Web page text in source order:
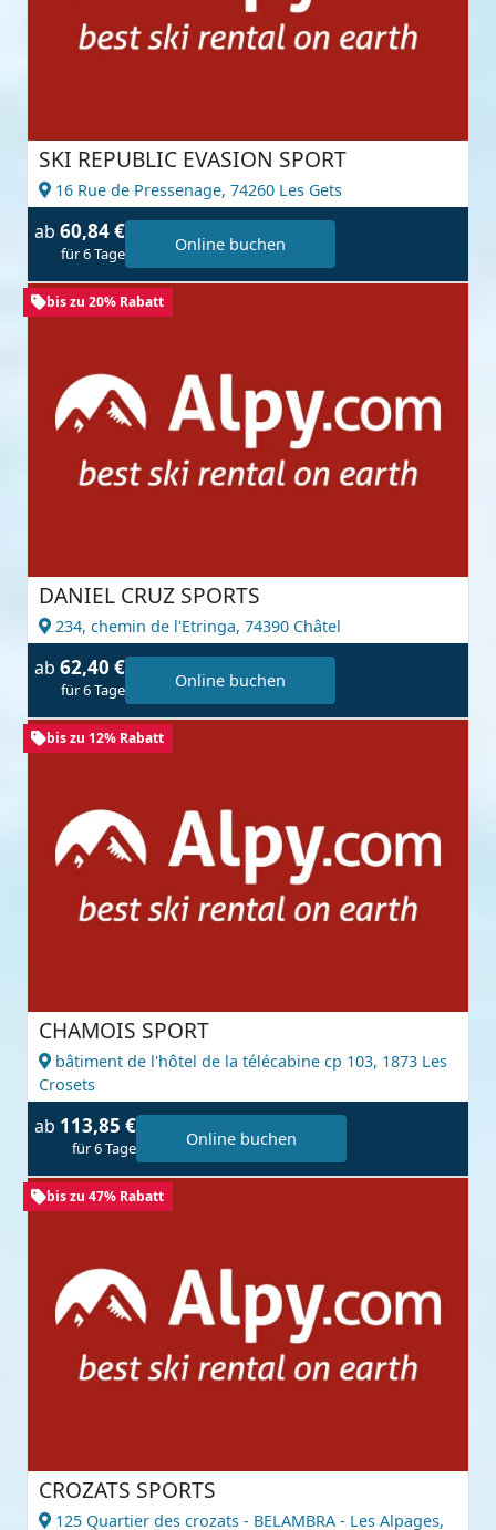
SKI REPUBLIC EVASION SPORT
16 Rue de Pressenage, 74260 Les Gets
ab 60,84 €
für 6 Tage Online buchen
bis zu 20% Rabatt
DANIEL CRUZ SPORTS
234, chemin de l'Etringa, 74390 Châtel
ab 62,40 €
für 6 Tage Online buchen
bis zu 12% Rabatt
CHAMOIS SPORT
bâtiment de l'hôtel de la télécabine cp 103, 1873 Les
Crosets
ab 113,85 €
für 6 Tage Online buchen
bis zu 47% Rabatt
CROZATS SPORTS
125 Quartier des crozats - BELAMBRA - Les Alpages,